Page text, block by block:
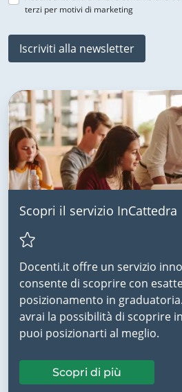
terzi per motivi di marketing
Iscriviti alla newsletter
Scopri il servizio InCattedra
Docenti.it offre un servizio
consente di scoprire con
posizionamento in
avrai la possibilità di scoprire
puoi posizionarti al meglio.
Scopri di più